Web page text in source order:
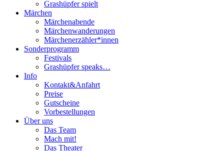
Grashüpfer spielt
Märchen
Märchenabende
Märchenwanderungen
Märchenerzähler*innen
Sonderprogramm
Festivals
Grashüpfer speaks…
Info
Kontakt&Anfahrt
Preise
Gutscheine
Vorbestellungen
Über uns
Das Team
Mach mit!
Das Theater